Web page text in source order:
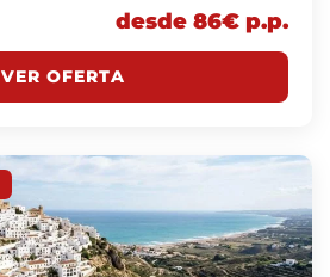
desde 86€ p.p.
VER OFERTA